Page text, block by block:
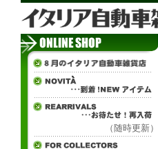
（随時更新）